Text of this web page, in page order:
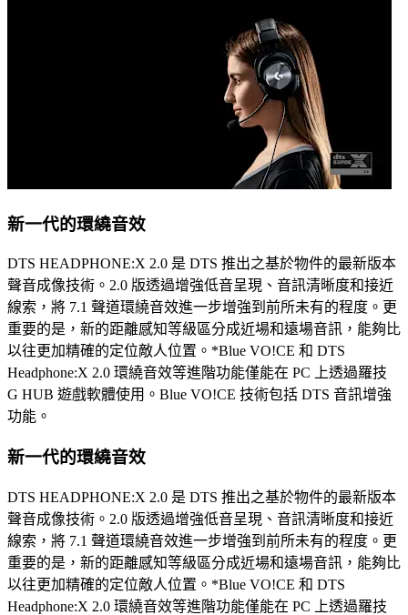
新一代的環繞音效
DTS HEADPHONE:X 2.0 是 DTS 推出之基於物件的最新版本
聲音成像技術。2.0 版透過增強低音呈現、音訊清晰度和接近
線索，將 7.1 聲道環繞音效進一步增強到前所未有的程度。更
重要的是，新的距離感知等級區分成近場和遠場音訊，能夠比
以往更加精確的定位敵人位置。*Blue VO!CE 和 DTS
Headphone:X 2.0 環繞音效等進階功能僅能在 PC 上透過羅技
G HUB 遊戲軟體使用。Blue VO!CE 技術包括 DTS 音訊增強
功能。
新一代的環繞音效
DTS HEADPHONE:X 2.0 是 DTS 推出之基於物件的最新版本
聲音成像技術。2.0 版透過增強低音呈現、音訊清晰度和接近
線索，將 7.1 聲道環繞音效進一步增強到前所未有的程度。更
重要的是，新的距離感知等級區分成近場和遠場音訊，能夠比
以往更加精確的定位敵人位置。*Blue VO!CE 和 DTS
Headphone:X 2.0 環繞音效等進階功能僅能在 PC 上透過羅技